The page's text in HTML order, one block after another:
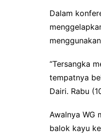
Dalam
“Tersangka
tempatnya
Dairi. Rabu
Awalnya WG
balok kayu